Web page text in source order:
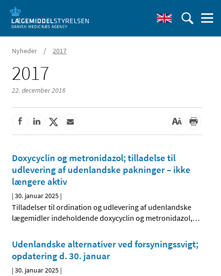
Nyheder / 2017
2017
22. december 2016
Doxycyclin og metronidazol; tilladelse til
udlevering af udenlandske pakninger – ikke
længere aktiv
|30. januar 2025 |
Tilladelser til ordination og udlevering af udenlandske
lægemidler indeholdende doxycyclin og metronidazol,…
Udenlandske alternativer ved forsyningssvigt;
opdatering d. 30. januar
|30. januar 2025 |